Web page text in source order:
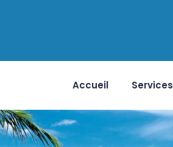
Accueil Services